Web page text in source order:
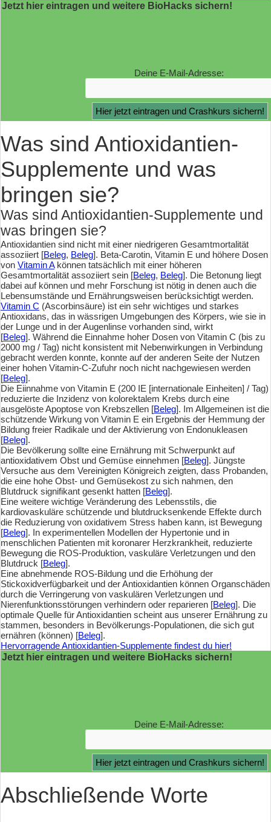
Jetzt hier eintragen und weitere BioHacks sichern!
Deine E-Mail-Adresse:
Was sind Antioxidantien-
Supplemente und was
bringen sie?
Was sind Antioxidantien-Supplemente und
was bringen sie?
Antioxidantien sind nicht mit einer niedrigeren Gesamtmortalität
assoziiert [Beleg, Beleg]. Beta-Carotin, Vitamin E und höhere Dosen
von Vitamin Akönnen tatsächlich mit einer höheren
Gesamtmortalität assoziiert sein [Beleg, Beleg]. Die Betonung liegt
dabei auf können und mehr Forschung ist nötig in denen auch die
Lebensumstände und Ernährungsweisen berücksichtigt werden.
Vitamin C (Ascorbinsäure) ist ein sehr wichtiges und starkes
Antioxidans, das in wässrigen Umgebungen des Körpers, wie sie in
der Lunge und in der Augenlinse vorhanden sind, wirkt
[Beleg]. Während die Einnahme hoher Dosen von Vitamin C (bis zu
2000 mg / Tag) nicht konsistent mit Nebenwirkungen in Verbindung
gebracht werden konnte, konnte auf der anderen Seite der Nutzen
einer hohen Vitamin-C-Zufuhr noch nicht nachgewiesen werden
[Beleg].
Die Eiinnahme von Vitamin E (200 IE [internationale Einheiten] / Tag)
reduzierte die Inzidenz von kolorektalem Krebs durch eine
ausgelöste Apoptose von Krebszellen [Beleg]. Im Allgemeinen ist die
schützende Wirkung von Vitamin E ein Ergebnis der Hemmung der
Bildung freier Radikale und der Aktivierung von Endonukleasen
[Beleg].
Die Bevölkerung sollte eine Ernährung mit Schwerpunkt auf
antioxidativem Obst und Gemüse einnehmen [Beleg]. Jüngste
Versuche aus dem Vereinigten Königreich zeigten, dass Probanden,
die eine hohe Obst- und Gemüsekost zu sich nahmen, den
Blutdruck signifikant gesenkt hatten [Beleg].
Eine weitere wichtige Veränderung des Lebensstils, die
kardiovaskuläre schützende und blutdrucksenkende Effekte durch
die Reduzierung von oxidativem Stress haben kann, ist Bewegung
[Beleg]. In experimentellen Modellen der Hypertonie und in
menschlichen Patienten mit koronarer Herzkrankheit, reduzierte
Bewegung die ROS-Produktion, vaskuläre Verletzungen und den
Blutdruck [Beleg].
Eine abnehmende ROS-Bildung und die Erhöhung der
Stickoxidverfügbarkeit und der Antioxidantien können Organschäden
durch die Verringerung von vaskulären Verletzungen und
Nierenfunktionsstörungen verhindern oder reparieren [Beleg]. Die
optimale Quelle für Antioxidantien scheint aus unserer Ernährung zu
stammen, besonders in Bevölkerungs-Populationen, die sich gut
ernähren (können) [Beleg].
Hervorragende Antioxidantien-Supplemente findest du hier!
Jetzt hier eintragen und weitere BioHacks sichern!
Deine E-Mail-Adresse:
Abschließende Worte